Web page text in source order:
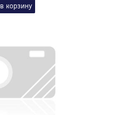
в корзину